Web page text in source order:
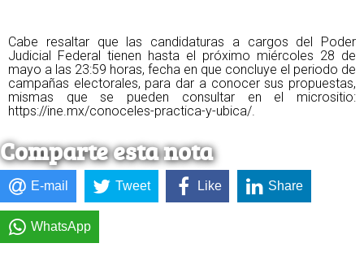
Cabe resaltar que las candidaturas a cargos del Poder
Judicial Federal tienen hasta el próximo miércoles 28 de
mayo a las 23:59 horas, fecha en que concluye el periodo de
campañas electorales, para dar a conocer sus propuestas,
mismas que se pueden consultar en el micrositio:
https://ine.mx/conoceles-practica-y-ubica/.
Comparte esta nota
E-mail Tweet Like Share
WhatsApp